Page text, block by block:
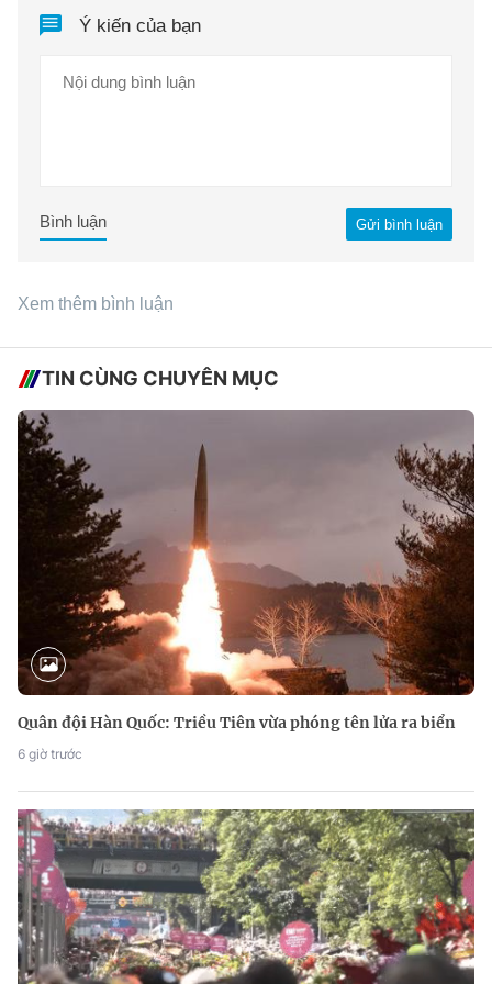
Ý kiến của bạn
Gửi bình luận
Bình luận
Xem thêm bình luận
TIN CÙNG CHUYÊN MỤC
Quân đội Hàn Quốc: Triều Tiên vừa phóng tên lửa ra biển
6 giờ trước